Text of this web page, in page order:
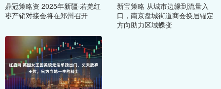
鼎冠策略资 2025年新疆·若羌红
枣产销对接会将在郑州召开
新宝策略 从城市边缘到流量入
口，南京盘城街道商会换届锚定
方向助力区域蝶变